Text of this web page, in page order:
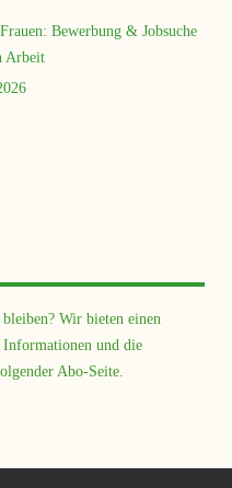
Bewerbung & Jobsuche
Arbeit
Wir bieten einen
und die
Abo-Seite.